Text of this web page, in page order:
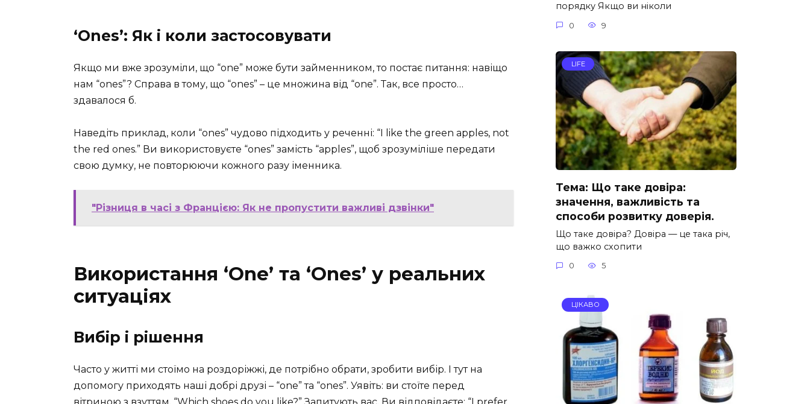
‘Ones’: Як і коли застосовувати
Якщо ми вже зрозуміли, що “one” може бути займенником, то постає питання: навіщо
нам “ones”? Справа в тому, що “ones” – це множина від “one”. Так, все просто…
здавалося б.
Наведіть приклад, коли “ones” чудово підходить у реченні: “I like the green apples, not
the red ones.” Ви використовуєте “ones” замість “apples”, щоб зрозуміліше передати
свою думку, не повторюючи кожного разу іменника.
"Різниця в часі з Францією: Як не пропустити важливі дзвінки"
Використання ‘One’ та ‘Ones’ у реальних
ситуаціях
Вибір і рішення
Часто у житті ми стоїмо на роздоріжжі, де потрібно обрати, зробити вибір. І тут на
допомогу приходять наші добрі друзі – “one” та “ones”. Уявіть: ви стоїте перед
вітриною з взуттям. “Which shoes do you like?” Запитують вас. Ви відповідаєте: “I prefer
порядку Якщо ви ніколи
0 9
LIFE
Тема: Що таке довіра:
значення, важливість та
способи розвитку доверія.
Що таке довіра? Довіра — це така річ,
що важко схопити
0 5
ЦІКАВО